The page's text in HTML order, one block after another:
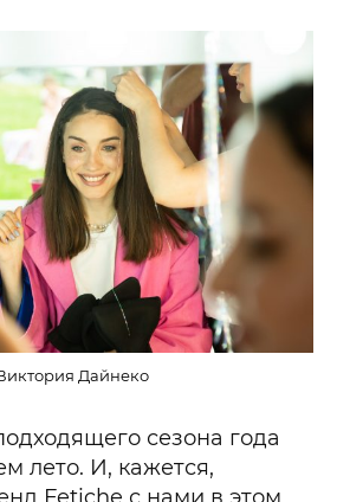
Дайнеко
сезона года
лето. И, кажется,